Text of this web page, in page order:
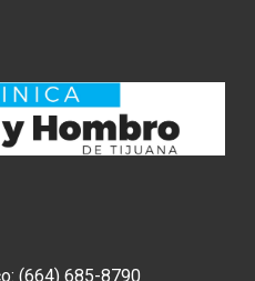
(664) 685-8790